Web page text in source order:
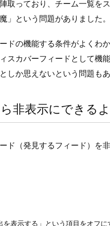
取っており、チーム一覧を
」という問題がありました。
ドの機能する条件がよくわ
スカバーフィードとして機
しか思えないという問題も
非表示にできる
ド（発見するフィード）を
を表示する」という項目をオフに